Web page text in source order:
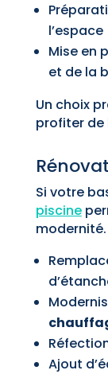
l’espace
Mise en
et de la
Un choix
profiter de
Si votre
piscine
modernité.
Ajout